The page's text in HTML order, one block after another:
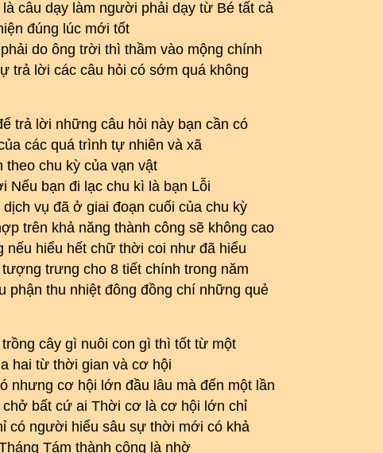
câu dạy làm người phải dạy từ Bé tất cả
đúng lúc mới tốt
do ông trời thì thầm vào mộng chính
trả lời các câu hỏi có sớm quá không
trả lời những câu hỏi này bạn cần có
các quá trình tự nhiên và xã
theo chu kỳ của vạn vật
Nếu bạn đi lạc chu kì là bạn Lỗi
vụ đã ở giai đoạn cuối của chu kỳ
trên khả năng thành công sẽ không cao
hiểu hết chữ thời coi như đã hiểu
trưng cho 8 tiết chính trong năm
phận thu nhiệt đông đồng chí những quẻ
cây gì nuôi con gì thì tốt từ một
hai từ thời gian và cơ hội
nhưng cơ hội lớn đầu lâu mà đến một lần
bất cứ ai Thời cơ là cơ hội lớn chỉ
có người hiểu sâu sự thời mới có khả
Tám thành công là nhờ